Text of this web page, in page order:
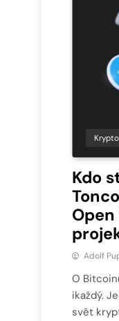
Kdo
Adolf
O
ikaždý.
svět